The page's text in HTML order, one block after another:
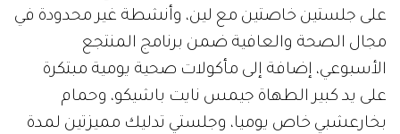
على جلستين خاصتين مع لين، وأنشطة غير محدودة في
مجال الصحة والعافية ضمن برنامج المنتجع
الأسبوعي، إضافة إلى مأكولات صحية يومية مبتكرة
على يد كبير الطهاة جيمس نايت باشيكو، وحمام
بخارعشبي خاص يوميا، وجلستي تدليك مميزتين لمدة